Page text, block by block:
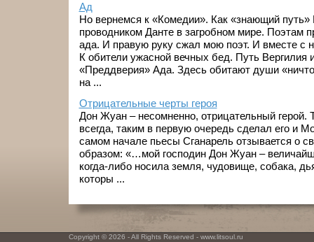
Ад
Но вернемся к «Комедии». Как «знающий путь»
проводником Данте в загробном мире. Поэтам
ада. И правую руку сжал мою поэт. И вместе с
К обители ужасной вечных бед. Путь Вергилия
«Преддверия» Ада. Здесь обитают души
на ...
Отрицательные черты героя
Дон Жуан – несомненно, отрицательный герой.
всегда, таким в первую очередь сделал его и
самом начале пьесы Сганарель отзывается о
образом: «…мой господин Дон Жуан –
когда-либо носила земля, чудовище, собака,
которы ...
Copyright © 2026 - All Rights Reserved - www.litsoul.ru